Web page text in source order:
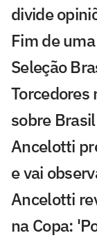
divide
Fim de
Seleção
Torcedores
sobre
Ancelotti
e vai
Ancelotti
na Copa: